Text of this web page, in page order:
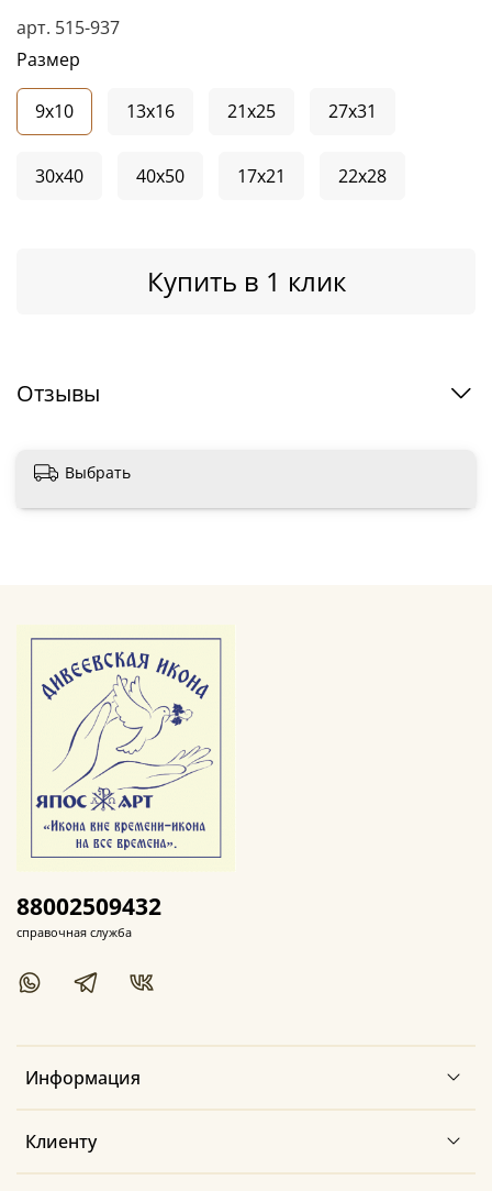
арт. 515-937
Купить в 1 клик
Размер
9x10 13x16 21x25 27x31
30x40 40x50 17x21 22x28
Отзывы
Выбрать
Информация
Клиенту
88002509432
справочная служба